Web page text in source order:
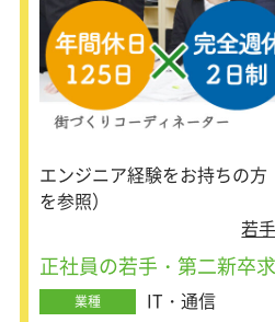
務になります。
試用期間終了後
に切り替わりま
※正社員への登
績：入社242
用）。
本人の体調不良
のです。
バ・ネットワ
イチから学ん
使用頻度が高
でなく「Linux
的なオペレー
きます。
▼2ヶ月目：技
VMwareESXiや
心に学びます。
また、様々なサ
のパッケージイ
変更を通して、
エンジニア経験をお持ちの
を参照）
若
正社員の若手・第二新卒
業種 IT・通信